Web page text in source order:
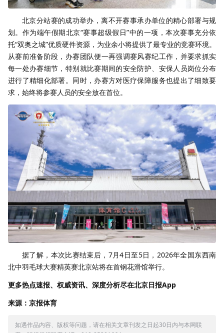
北京分站赛的成功举办，离不开赛事承办单位的精心部署与规
划。作为端午假期北京“赛事超级假日”中的一项，本次赛事充分依
托“双奥之城”优质硬件资源，为业余小将提供了最专业的竞赛环境。
从赛前准备阶段，办赛团队便一再强调赛风赛纪工作，并要求抓实
每一处办赛细节，特别就比赛期间的安全防护、安保人员岗位分布
进行了精细化部署。同时，办赛方对医疗保障服务也提出了细致要
求，始终将参赛人员的安全放在首位。
据了解，本次比赛结束后， 7月4日至5日， 2026年全国东西南
北中羽毛球大赛精英赛北京站将在首钢花滑馆举行。
更多热点速报、权威资讯、深度分析尽在北京日报App
来源：京报体育
如遇作品内容、版权等问题，请在相关文章刊发之日起30日内与本网联